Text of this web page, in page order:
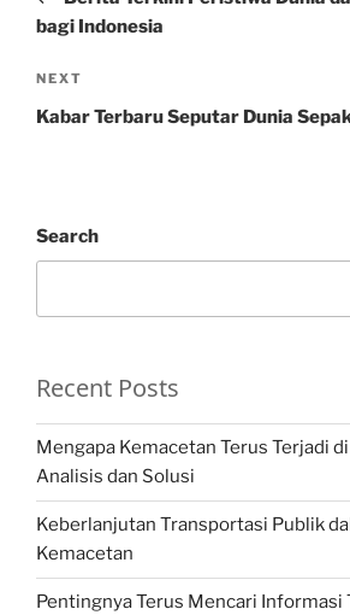
bagi Indonesia
Next
Post
NEXT
Kabar Terbaru Seputar Dunia
Search
Recent Posts
Mengapa Kemacetan Terus Terjadi
Analisis dan Solusi
Keberlanjutan Transportasi Publik
Kemacetan
Pentingnya Terus Mencari Informasi